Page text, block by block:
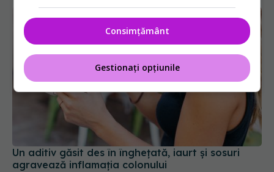
Un aditiv găsit des în înghețată, iaurt și sosuri
agravează inflamația colonului
Consimțământ
Gestionați opțiunile